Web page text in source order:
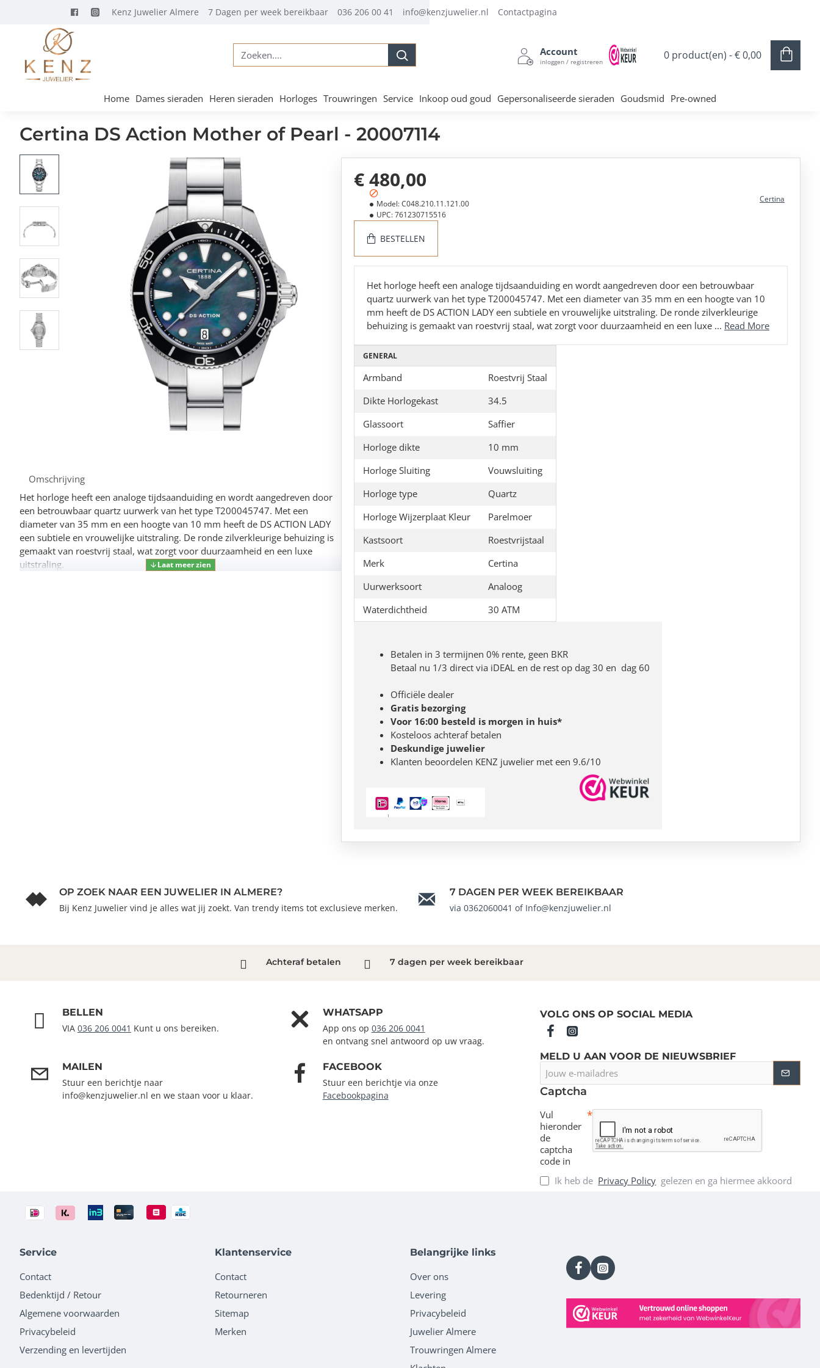
Kenz Juwelier Almere 7 Dagen per week bereikbaar 036 206 00 41 info@kenzjuwelier.nl Contactpagina
Zoeken....
Account
inloggen / registreren 0 product(en) - € 0,00
Home Dames sieraden Heren sieraden Horloges Trouwringen Service Inkoop oud goud Gepersonaliseerde sieraden Goudsmid Pre-owned
Certina DS Action Mother of Pearl - 20007114
Omschrijving
Het horloge heeft een analoge tijdsaanduiding en wordt aangedreven door
een betrouwbaar quartz uurwerk van het type T200045747. Met een
diameter van 35 mm en een hoogte van 10 mm heeft de DS ACTION LADY
een subtiele en vrouwelijke uitstraling. De ronde zilverkleurige behuizing is
gemaakt van roestvrij staal, wat zorgt voor duurzaamheid en een luxe
uitstraling.
Model:C048.210.11.121.00
UPC:761230715516
Certina
€ 480,00
BESTELLEN
Het horloge heeft een analoge tijdsaanduiding en wordt aangedreven door een betrouwbaar
quartz uurwerk van het type T200045747. Met een diameter van 35 mm en een hoogte van 10
mm heeft de DS ACTION LADY een subtiele en vrouwelijke uitstraling. De ronde zilverkleurige
behuizing is gemaakt van roestvrij staal, wat zorgt voor duurzaamheid en een luxe ... Read More
GENERAL
Armband
Roestvrij Staal
Dikte Horlogekast
34.5
Glassoort
Saffier
Horloge dikte
10 mm
Horloge Sluiting
Vouwsluiting
Horloge type
Quartz
Horloge Wijzerplaat Kleur
Parelmoer
Kastsoort
Roestvrijstaal
Merk
Certina
Uurwerksoort
Analoog
Waterdichtheid
30 ATM
Betalen in 3 termijnen 0% rente, geen BKR
Betaal nu 1/3 direct via iDEAL en de rest op dag 30 en dag 60
Officiële dealer
Gratis bezorging
Voor 16:00 besteld is morgen in huis*
Kosteloos achteraf betalen
Deskundige juwelier
Klanten beoordelen KENZ juwelier met een 9.6/10
OP ZOEK NAAR EEN JUWELIER IN ALMERE?
Bij Kenz Juwelier vind je alles wat jij zoekt. Van trendy items tot exclusieve merken.
7 DAGEN PER WEEK BEREIKBAAR
via 0362060041 of Info@kenzjuwelier.nl
Achteraf betalen 7 dagen per week bereikbaar
BELLEN
VIA 036 206 0041 Kunt u ons bereiken.
WHATSAPP
App ons op 036 206 0041
en ontvang snel antwoord op uw vraag.
MAILEN
Stuur een berichtje naar
info@kenzjuwelier.nl en we staan voor u klaar.
FACEBOOK
Stuur een berichtje via onze
Facebookpagina
VOLG ONS OP SOCIAL MEDIA
MELD U AAN VOOR DE NIEUWSBRIEF
Jouw
e-
mailadres
Captcha
Vul
hieronder
de
captcha
code in
Ik heb de Privacy Policy gelezen en ga hiermee akkoord
Service
Contact
Bedenktijd / Retour
Algemene voorwaarden
Privacybeleid
Verzending en levertijden
Klantenservice
Contact
Retourneren
Sitemap
Merken
Belangrijke links
Over ons
Levering
Privacybeleid
Juwelier Almere
Trouwringen Almere